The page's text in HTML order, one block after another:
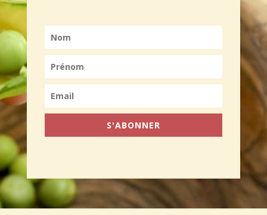
S'ABONNER